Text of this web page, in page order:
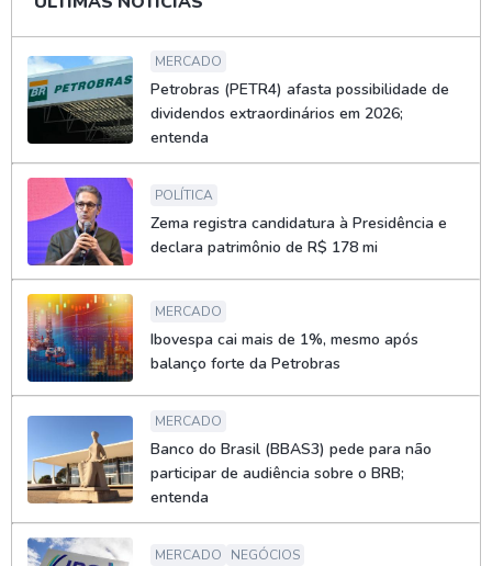
MERCADO
Petrobras (PETR4) afasta possibilidade de
dividendos extraordinários em 2026;
entenda
POLÍTICA
Zema registra candidatura à Presidência e
declara patrimônio de R$ 178 mi
MERCADO
Ibovespa cai mais de 1%, mesmo após
balanço forte da Petrobras
MERCADO
Banco do Brasil (BBAS3) pede para não
participar de audiência sobre o BRB;
entenda
MERCADO NEGÓCIOS